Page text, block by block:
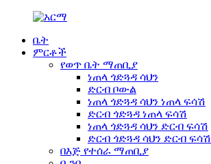
ቤት
ምርቶች
የወጥ ቤት ማጠቢያ
ነጠላ ጎድጓዳ ሳህን
ድርብ ቦውል
ነጠላ ጎድጓዳ ሳህን ነጠላ ፍሳሽ
ድርብ ጎድጓዳ ነጠላ ፍሳሽ
ነጠላ ጎድጓዳ ሳህን ድርብ ፍሳሽ
ድርብ ጎድጓዳ ሳህን ድርብ ፍሳሽ
በእጅ የተሰራ ማጠቢያ